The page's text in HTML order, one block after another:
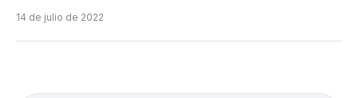
14 de julio de 2022